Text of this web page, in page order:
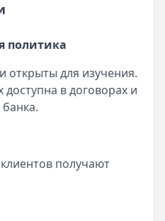
политика
открыты для изучения.
в договорах и
получают